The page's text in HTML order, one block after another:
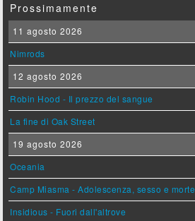
Prossimamente
11 agosto 2026
Nimrods
12 agosto 2026
Robin Hood - Il prezzo del sangue
La fine di Oak Street
19 agosto 2026
Oceania
Camp Miasma - Adolescenza, sesso e morte
Insidious - Fuori dall'altrove